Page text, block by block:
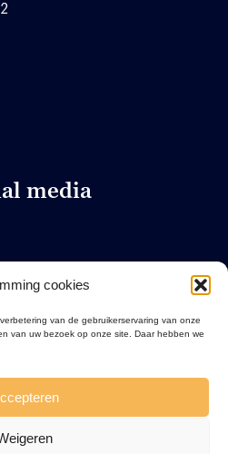
cookies
van de gebruikerservaring van onze
van uw bezoek op onze site. Daar hebben we
media